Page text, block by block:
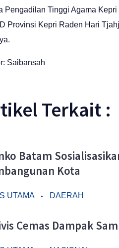
Pengadilan Tinggi Agama
Provinsi Kepri Raden Hari
Saibansah
Terkait :
Batam
Kota
UTAMA DAERAH
Cemas Dampak